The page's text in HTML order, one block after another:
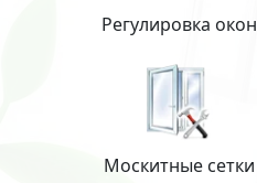
Регулировка окон
Москитные сетки